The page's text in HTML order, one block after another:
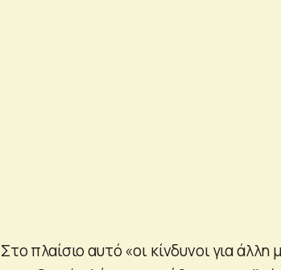
Στο πλαίσιο αυτό «οι κίνδυνοι για άλλη